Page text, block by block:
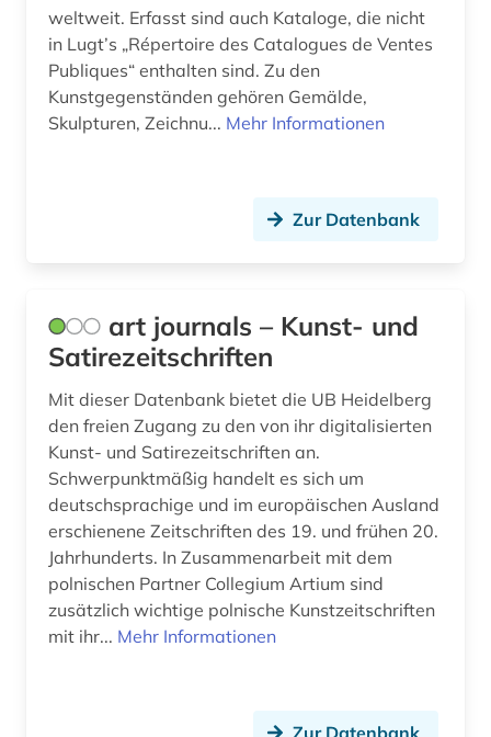
weltweit. Erfasst sind auch Kataloge, die nicht
in Lugt’s „Répertoire des Catalogues de Ventes
Publiques“ enthalten sind. Zu den
Kunstgegenständen gehören Gemälde,
Skulpturen, Zeichnu... Mehr Informationen
Zur Datenbank
art journals – Kunst- und
Satirezeitschriften
Mit dieser Datenbank bietet die UB Heidelberg
den freien Zugang zu den von ihr digitalisierten
Kunst- und Satirezeitschriften an.
Schwerpunktmäßig handelt es sich um
deutschsprachige und im europäischen Ausland
erschienene Zeitschriften des 19. und frühen 20.
Jahrhunderts. In Zusammenarbeit mit dem
polnischen Partner Collegium Artium sind
zusätzlich wichtige polnische Kunstzeitschriften
mit ihr... Mehr Informationen
Zur Datenbank